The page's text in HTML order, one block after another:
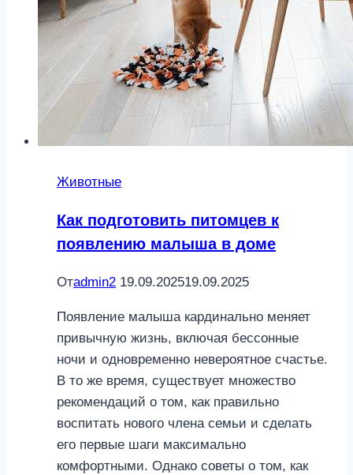
Животные
Как подготовить питомцев к
появлению малыша в доме
Отadmin2 19.09.202519.09.2025
Появление малыша кардинально меняет
привычную жизнь, включая бессонные
ночи и одновременно невероятное счастье.
В то же время, существует множество
рекомендаций о том, как правильно
воспитать нового члена семьи и сделать
его первые шаги максимально
комфортными. Однако советы о том, как